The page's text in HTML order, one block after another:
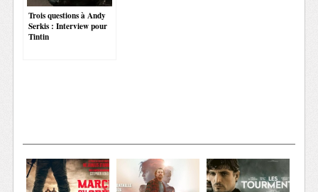
Trois questions à Andy
Serkis : Interview pour
Tintin